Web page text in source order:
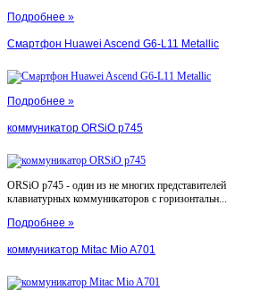
Подробнее »
Смартфон Huawei Ascend G6-L11 Metallic
Подробнее »
коммуникатор ORSiO p745
ORSiO p745 - один из не многих представителей
клавиатурных коммуникаторов с горизонтальн...
Подробнее »
коммуникатор Mitac Mio A701